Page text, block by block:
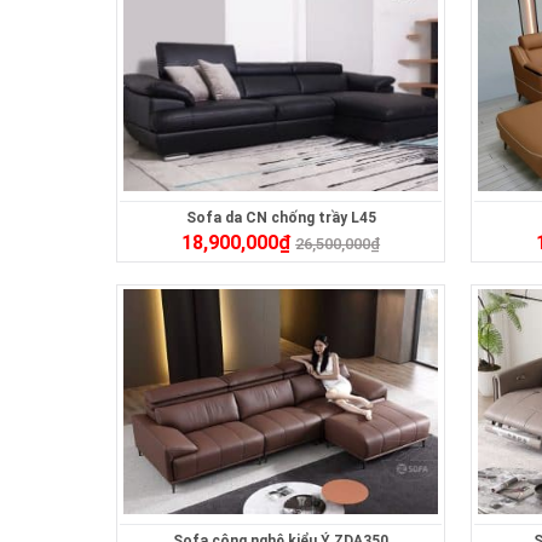
Sofa da CN chống trầy L45
18,900,000₫ 26,500,000₫